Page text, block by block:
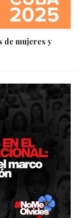
de mujeres y